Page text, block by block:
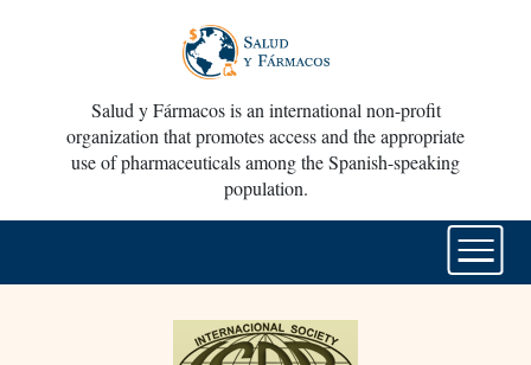
Salud y Fármacos is an international non-profit
organization that promotes access and the appropriate
use of pharmaceuticals among the Spanish-speaking
population.